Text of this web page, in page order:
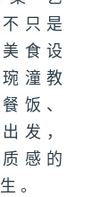
只是
食设
潼教
饭、
发，
感的
。